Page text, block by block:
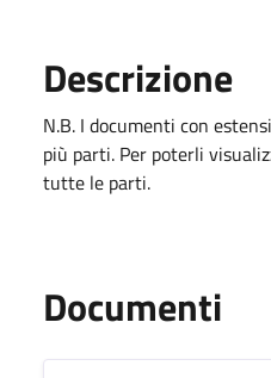
Descrizione
N.B. I documenti con
più parti. Per poterli
tutte le parti.
Documenti